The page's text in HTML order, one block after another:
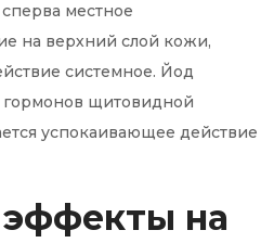
местное
на верхний слой кожи,
системное. Йод
гормонов щитовидной
успокаивающее действие
на